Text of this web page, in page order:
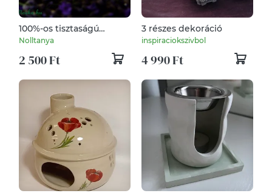
100%-os tisztaságú
levendula illóolaj
Nolltanya
2 500 Ft
3 részes dekoráció
inspiraciokszivbol
4 990 Ft